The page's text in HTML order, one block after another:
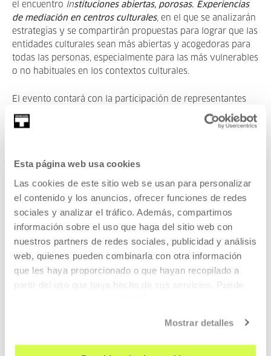
Esta página web usa cookies
Las cookies de este sitio web se usan para personalizar
el contenido y los anuncios, ofrecer funciones de redes
sociales y analizar el tráfico. Además, compartimos
información sobre el uso que haga del sitio web con
nuestros partners de redes sociales, publicidad y análisis
web, quienes pueden combinarla con otra información
que les haya proporcionado o que hayan recopilado a
partir del uso que haya hecho de sus servicios. Puede
Mostrar detalles
el encuentro Instituciones abiertas, porosas. Experiencias
de mediación en centros culturales, en el que se analizarán
estrategias y se compartirán propuestas para lograr que las
entidades culturales sean más abiertas y acogedoras para
todas las personas, especialmente para las más vulnerables
o no habituales en los contextos culturales.
El evento contará con la participación de representantes
del espacio Le Centquatre-Paris, del centro Fabra i Coats de
Barcelona vinculados a la iniciativa L'Ordit – Cultura,
Nāfidha. Foco en el Magreb
Del 24 de marzo al 14 de junio de 2026
Sala de exposiciones, Tabakalera